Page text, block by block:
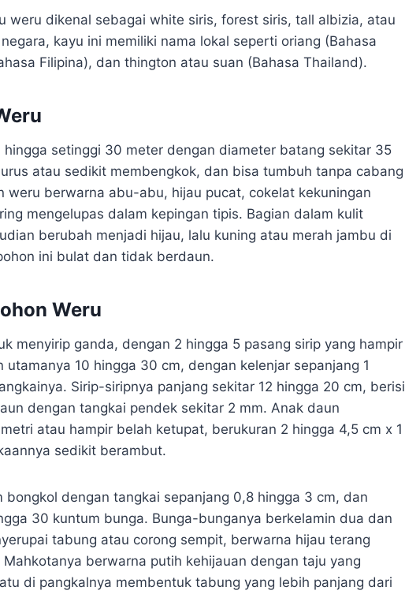
weru dikenal sebagai white siris, forest siris, tall albizia, atau
kayu ini memiliki nama lokal seperti oriang (Bahasa
Filipina), dan thington atau suan (Bahasa Thailand).
setinggi 30 meter dengan diameter batang sekitar 35
atau sedikit membengkok, dan bisa tumbuh tanpa cabang
weru berwarna abu-abu, hijau pucat, cokelat kekuningan
mengelupas dalam kepingan tipis. Bagian dalam kulit
berubah menjadi hijau, lalu kuning atau merah jambu di
ini bulat dan tidak berdaun.
Weru
menyirip ganda, dengan 2 hingga 5 pasang sirip yang hampir
utamanya 10 hingga 30 cm, dengan kelenjar sepanjang 1
Sirip-siripnya panjang sekitar 12 hingga 20 cm, berisi
dengan tangkai pendek sekitar 2 mm. Anak daun
atau hampir belah ketupat, berukuran 2 hingga 4,5 cm x 1
sedikit berambut.
bongkol dengan tangkai sepanjang 0,8 hingga 3 cm, dan
30 kuntum bunga. Bunga-bunganya berkelamin dua dan
tabung atau corong sempit, berwarna hijau terang
berwarna putih kehijauan dengan taju yang
di pangkalnya membentuk tabung yang lebih panjang dari